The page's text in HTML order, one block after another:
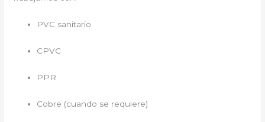
PVC sanitario
CPVC
PPR
Cobre (cuando se requiere)